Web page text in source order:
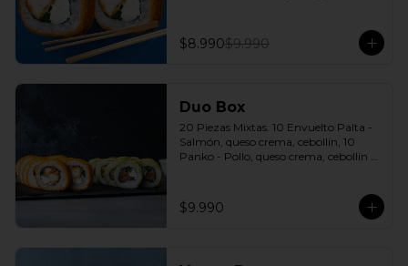
$8.990$9.990
Duo Box
20 Piezas Mixtas. 10 Envuelto Palta -
Salmón, queso crema, cebollín, 10
Panko - Pollo, queso crema, cebollín
$9.990